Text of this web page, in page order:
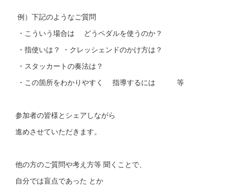
例）下記のようなご質問
・こういう場合は どうペダルを使うのか？
・指使いは？ ・クレッシェンドのかけ方は？
・スタッカートの奏法は？
・この箇所をわかりやすく 指導するには 等
参加者の皆様とシェアしながら
進めさせていただきます。
他の方のご質問や考え方等 聞くことで、
自分では盲点であった とか